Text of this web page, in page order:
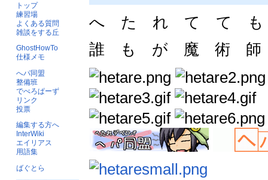
トップ
練習場
よくある質問
雑談をする丘
GhostHowTo
仕様メモ
へパ同盟
整備班
でべろぱーず
リンク
投票
編集する方へ
InterWiki
エイリアス
用語集
ばぐとら
へ た れ て て
誰 も が 魔 術